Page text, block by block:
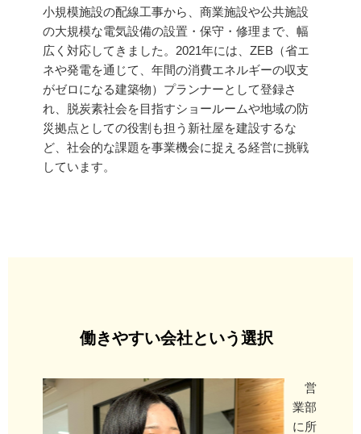
小規模施設の配線工事から、商業施設や公共施設
の大規模な電気設備の設置・保守・修理まで、幅
広く対応してきました。2021年には、ZEB（省エ
ネや発電を通じて、年間の消費エネルギーの収支
がゼロになる建築物）プランナーとして登録さ
れ、脱炭素社会を目指すショールームや地域の防
災拠点としての役割も担う新社屋を建設するな
ど、社会的な課題を事業機会に捉える経営に挑戦
しています。
働きやすい会社という選択
営
業部
に所